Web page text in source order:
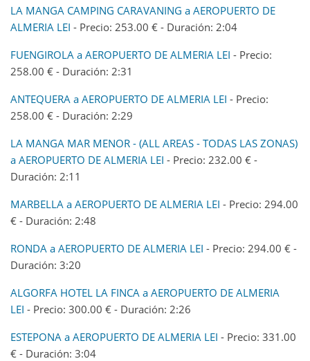
LA MANGA CAMPING CARAVANING a AEROPUERTO DE
ALMERIA LEI - Precio: 253.00 € - Duración: 2:04
FUENGIROLA a AEROPUERTO DE ALMERIA LEI - Precio:
258.00 € - Duración: 2:31
ANTEQUERA a AEROPUERTO DE ALMERIA LEI - Precio:
258.00 € - Duración: 2:29
LA MANGA MAR MENOR - (ALL AREAS - TODAS LAS ZONAS)
a AEROPUERTO DE ALMERIA LEI - Precio: 232.00 € -
Duración: 2:11
MARBELLA a AEROPUERTO DE ALMERIA LEI - Precio: 294.00
€ - Duración: 2:48
RONDA a AEROPUERTO DE ALMERIA LEI - Precio: 294.00 € -
Duración: 3:20
ALGORFA HOTEL LA FINCA a AEROPUERTO DE ALMERIA
LEI - Precio: 300.00 € - Duración: 2:26
ESTEPONA a AEROPUERTO DE ALMERIA LEI - Precio: 331.00
€ - Duración: 3:04